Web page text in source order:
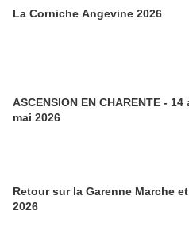
La Corniche Angevine 2026
ASCENSION EN CHARENTE - 14
mai 2026
Retour sur la Garenne Marche
2026